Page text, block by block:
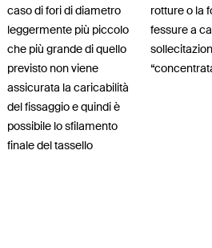
caso di fori di diametro
leggermente più piccolo
che più grande di quello
previsto non viene
assicurata la caricabilità
del fissaggio e quindi è
possibile lo sfilamento
finale del tassello
rotture o la
fessure a